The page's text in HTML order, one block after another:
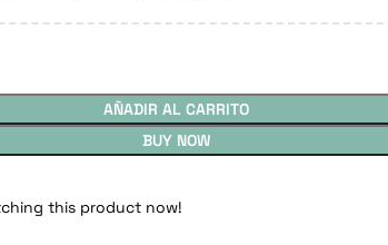
AÑADIR AL CARRITO
BUY NOW
this product now!